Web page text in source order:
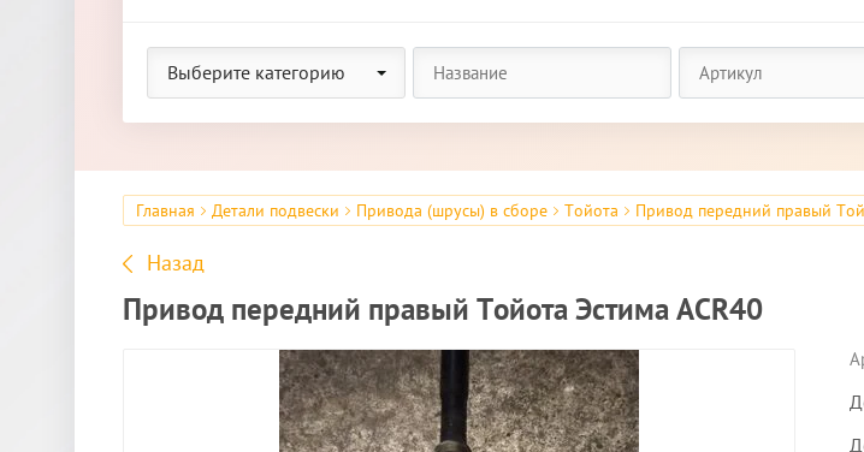
Выберите категорию
Главная Детали подвески Привода (шрусы) в сборе Тойота Привод передний правый
Назад
Привод передний правый Тойота Эстима ACR40